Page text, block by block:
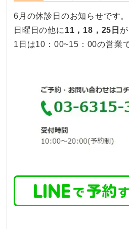
6月の休診日のお知らせです。
日曜日の他に 11 ，18， 25 日
1日は10：00~15：00の営業で